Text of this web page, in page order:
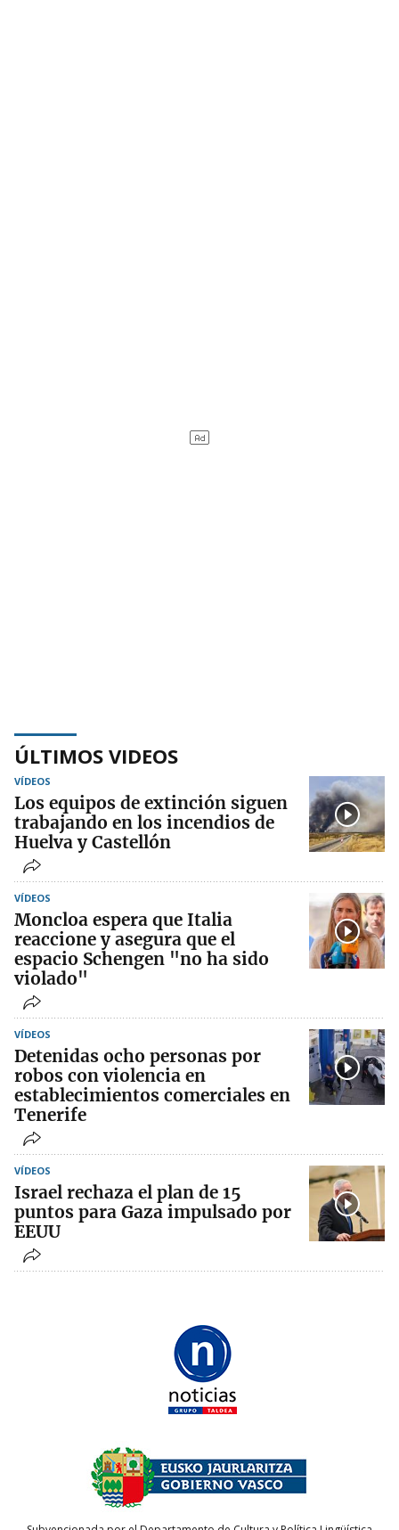
ÚLTIMOS VIDEOS
VÍDEOS
Los equipos de extinción siguen
trabajando en los incendios de
Huelva y Castellón
VÍDEOS
Moncloa espera que Italia
reaccione y asegura que el
espacio Schengen "no ha sido
violado"
VÍDEOS
Detenidas ocho personas por
robos con violencia en
establecimientos comerciales en
Tenerife
VÍDEOS
Israel rechaza el plan de 15
puntos para Gaza impulsado por
EEUU